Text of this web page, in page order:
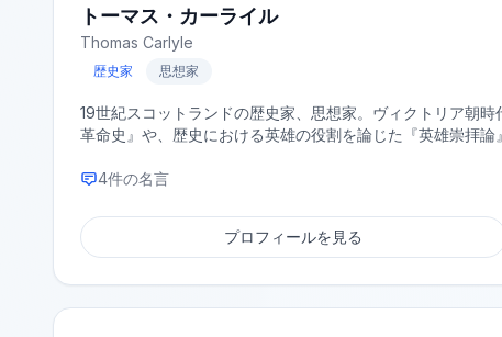
トーマス・カーライル
Thomas Carlyle
歴史家 思想家
19世紀スコットランドの歴史家、思想家。ヴィクトリア朝
革命史』や、歴史における英雄の役割を論じた『英雄崇拝論
4件の名言
プロフィールを見る